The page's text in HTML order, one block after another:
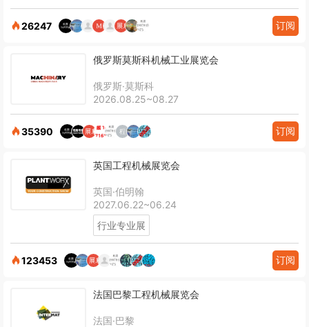
26247 订阅
俄罗斯莫斯科机械工业展览会
俄罗斯·莫斯科
2026.08.25~08.27
35390 订阅
英国工程机械展览会
英国·伯明翰
2027.06.22~06.24
行业专业展
123453 订阅
法国巴黎工程机械展览会
法国·巴黎